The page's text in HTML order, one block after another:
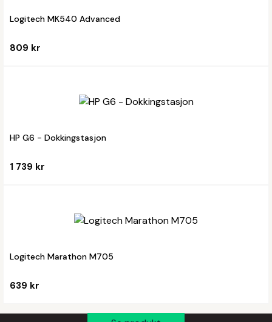
Logitech MK540 Advanced
809 kr
HP G6 - Dokkingstasjon
1 739 kr
Logitech Marathon M705
639 kr